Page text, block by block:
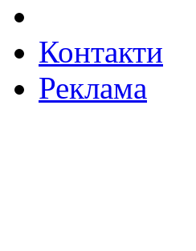
Контакти
Реклама